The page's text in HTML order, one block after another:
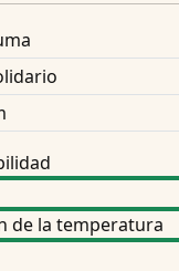
de la temperatura